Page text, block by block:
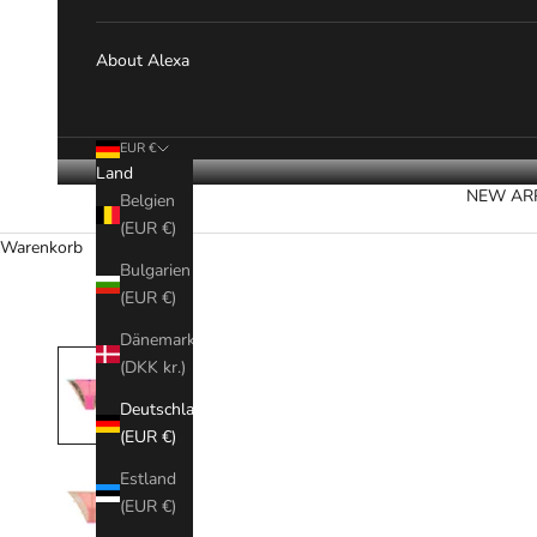
NEW
About Alexa
EUR €
Land
Belgien
(EUR €)
Bulgarien
(EUR €)
Dänemark
(DKK kr.)
Deutschland
(EUR €)
Estland
(EUR €)
Warenkorb